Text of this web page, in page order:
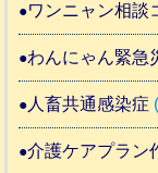
ワンニャン相談
わんにゃん緊急
人畜共通感染症
介護ケアプラン